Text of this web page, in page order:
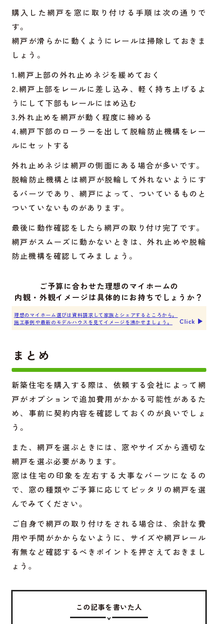
購入した網戸を窓に取り付ける手順は次の通りで
す。
網戸が滑らかに動くようにレールは掃除しておきま
しょう。
1.網戸上部の外れ止めネジを緩めておく
2.網戸上部をレールに差し込み、軽く持ち上げるよ
うにして下部もレールにはめ込む
3.外れ止めを網戸が動く程度に締める
4.網戸下部のローラーを出して脱輪防止機構をレー
ルにセットする
外れ止めネジは網戸の側面にある場合が多いです。
脱輪防止機構とは網戸が脱輪して外れないようにす
るパーツであり、網戸によって、ついているものと
ついていないものがあります。
最後に動作確認をしたら網戸の取り付け完了です。
網戸がスムーズに動かないときは、外れ止めや脱輪
防止機構を確認してみましょう。
ご予算に合わせた理想のマイホームの
内観・外観イメージは具体的にお持ちでしょうか？
理想のマイホーム選びは資料請求して家族とシェアするところから。
施工事例や最新のモデルハウスを見てイメージを沸かせましょう。
Click ▶︎
まとめ
新築住宅を購入する際は、依頼する会社によって網
戸がオプションで追加費用がかかる可能性があるた
め、事前に契約内容を確認しておくのが良いでしょ
う。
また、網戸を選ぶときには、窓やサイズから適切な
網戸を選ぶ必要があります。
窓は住宅の印象を左右する大事なパーツになるの
で、窓の種類やご予算に応じてピッタリの網戸を選
んでみてください。
ご自身で網戸の取り付けをされる場合は、余計な費
用や手間がかからないように、サイズや網戸レール
有無など確認するべきポイントを押さえておきまし
ょう。
この記事を書いた人